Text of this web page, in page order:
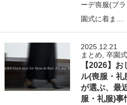
ーデ喪服(ブ
園式に着ま…
2025.12.21
まとめ ,卒園
【2026】
ル(喪服・礼
が選ぶ、最
服・礼服)事